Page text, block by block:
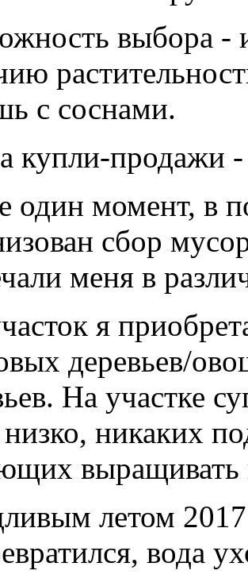
выбора -
с соснами.
купли-продажи
один момент, в
сбор
меня в
я
деревьев/
На участке
никаких
выращивать
летом 2017
вода